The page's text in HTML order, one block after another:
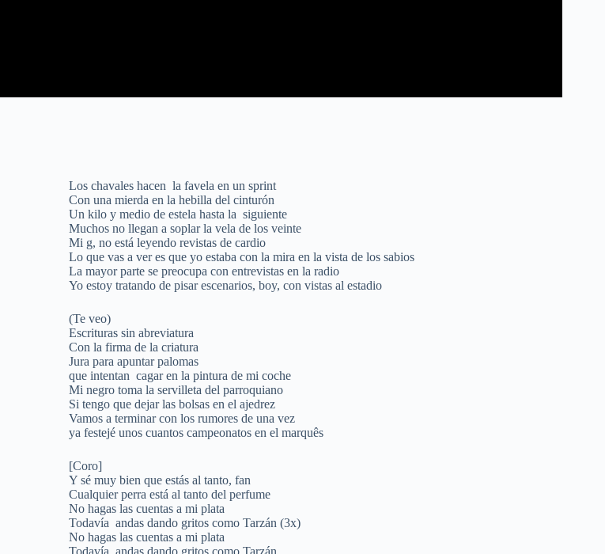
Los chavales hacen la favela en un sprint
Con una mierda en la hebilla del cinturón
Un kilo y medio de estela hasta la siguiente
Muchos no llegan a soplar la vela de los veinte
Mi g, no está leyendo revistas de cardio
Lo que vas a ver es que yo estaba con la mira en la vista de los sabios
La mayor parte se preocupa con entrevistas en la radio
Yo estoy tratando de pisar escenarios, boy, con vistas al estadio
(Te veo)
Escrituras sin abreviatura
Con la firma de la criatura
Jura para apuntar palomas
que intentan cagar en la pintura de mi coche
Mi negro toma la servilleta del parroquiano
Si tengo que dejar las bolsas en el ajedrez
Vamos a terminar con los rumores de una vez
ya festejé unos cuantos campeonatos en el marquês
[Coro]
Y sé muy bien que estás al tanto, fan
Cualquier perra está al tanto del perfume
No hagas las cuentas a mi plata
Todavía andas dando gritos como Tarzán (3x)
No hagas las cuentas a mi plata
Todavía andas dando gritos como Tarzán